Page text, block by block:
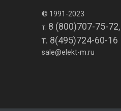
© 1991-2023
т. 8 (800)707-75-72,
т. 8(495)724-60-16
sale@elekt-m.ru